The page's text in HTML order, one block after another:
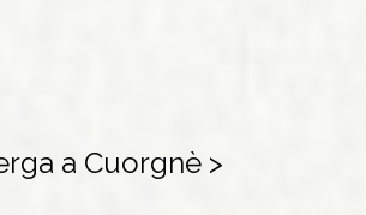
a Cuorgnè >